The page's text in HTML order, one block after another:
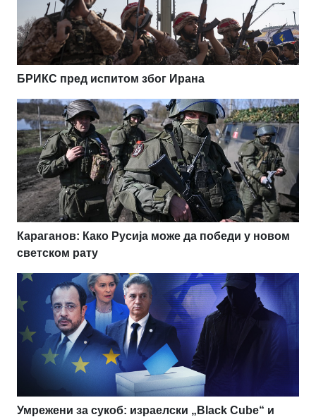
БРИКС пред испитом због Ирана
Караганов: Како Русија може да победи у новом
светском рату
Умрежени за сукоб: израелски „Black Cube“ и